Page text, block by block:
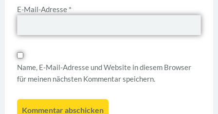
E-Mail-Adresse *
Name, E-Mail-Adresse und Website in diesem Browser
für meinen nächsten Kommentar speichern.